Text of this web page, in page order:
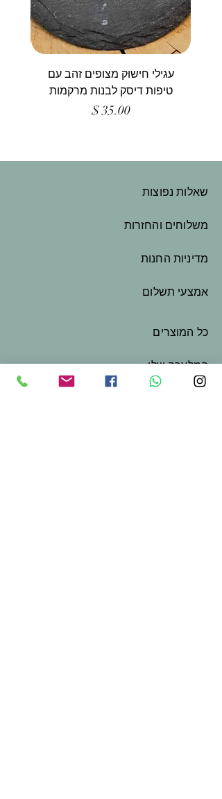
עגילי חישוק מצופים זהב עם
טיפות דיסק לבנות מרקמות
מחיר
שאלות נפוצות
משלוחים והחזרות
מדיניות החנות
אמצעי תשלום
כל המוצרים
המלאכה שלי